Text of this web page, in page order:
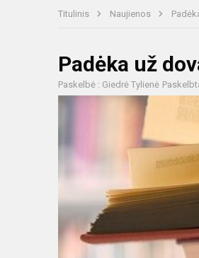
Titulinis Naujienos
Padėka už
Paskelbė : Giedrė Tylienė